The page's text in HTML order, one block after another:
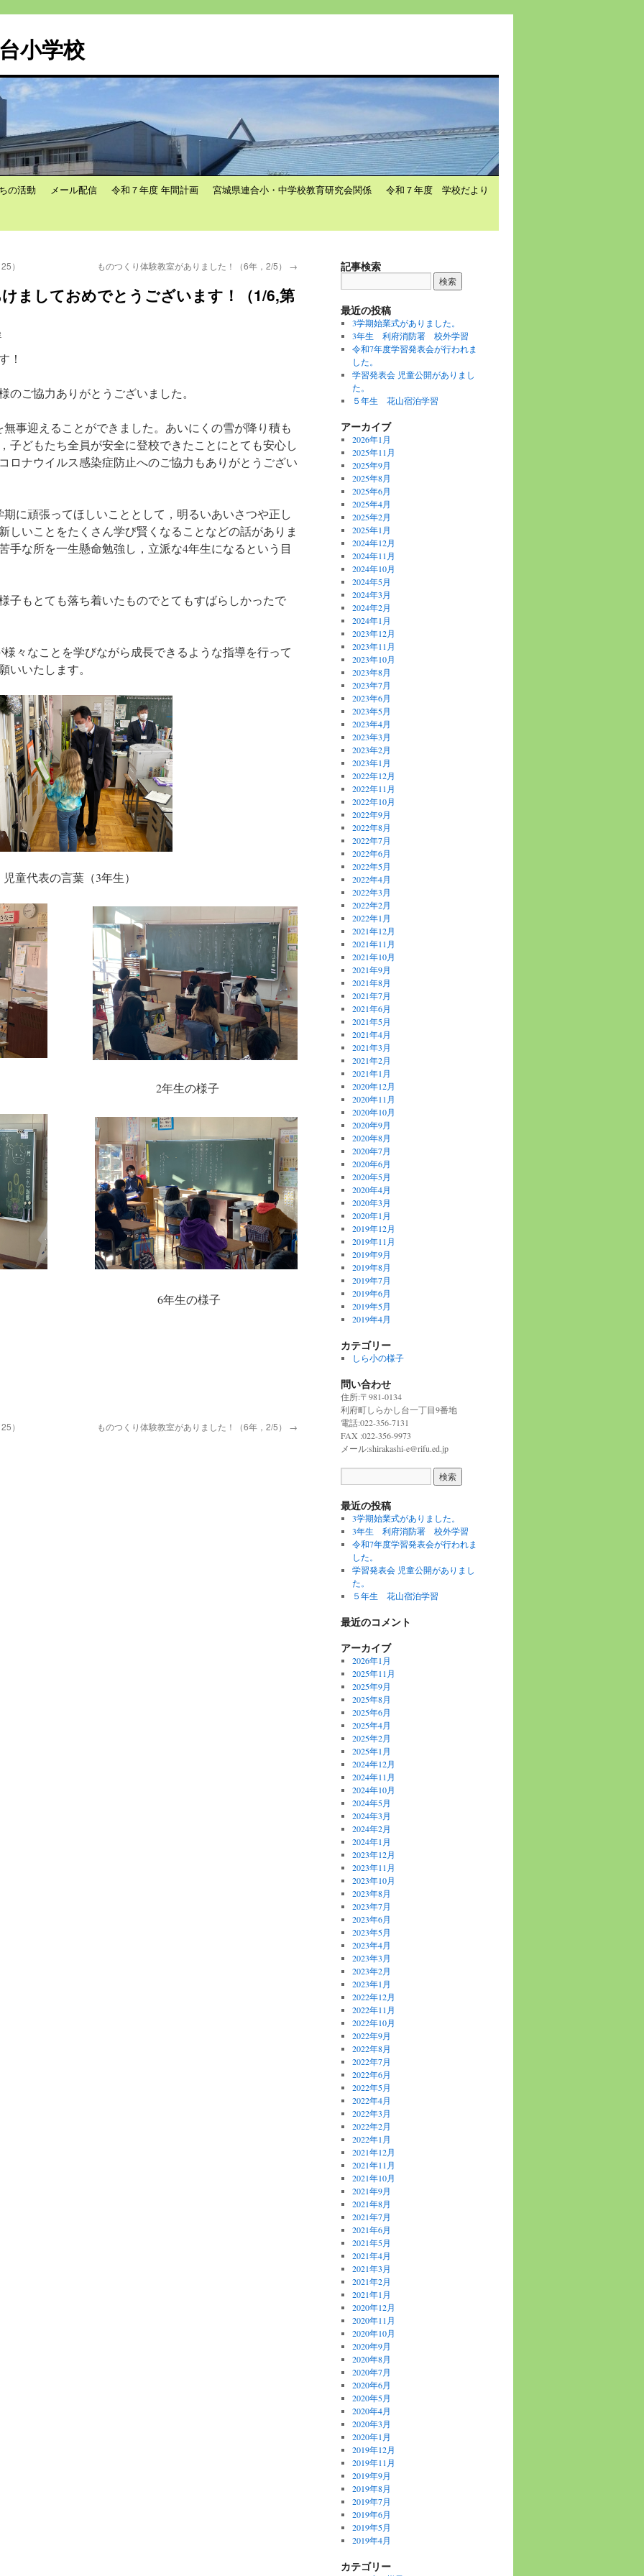
小学校
の活動 メール配信 令和７年度 年間計画 宮城県連合小・中学校教育研究会関係 令和７年度 学校だより
） ものつくり体験教室がありました！（6年，2/5） →
ましておめでとうございます！（1/6,第
！
ご協力ありがとうございました。
事迎えることができました。あいにくの雪が降り積も
子どもたち全員が安全に登校できたことにとても安心し
ロナウイルス感染症防止へのご協力もありがとうござい
に頑張ってほしいこととして，明るいあいさつや正し
しいことをたくさん学び賢くなることなどの話がありま
手な所を一生懸命勉強し，立派な4年生になるという目
子もとても落ち着いたものでとてもすばらしかったで
々なことを学びながら成長できるような指導を行って
いいたします。
児童代表の言葉（3年生）
様子 2年生の様子
様子 6年生の様子
） ものつくり体験教室がありました！（6年，2/5） →
記事検索
最近の投稿
3学期始業式がありました。
3年生 利府消防署 校外学習
令和7年度学習発表会が行われま
した。
学習発表会 児童公開がありまし
た。
５年生 花山宿泊学習
アーカイブ
2026年1月
2025年11月
2025年9月
2025年8月
2025年6月
2025年4月
2025年2月
2025年1月
2024年12月
2024年11月
2024年10月
2024年5月
2024年3月
2024年2月
2024年1月
2023年12月
2023年11月
2023年10月
2023年8月
2023年7月
2023年6月
2023年5月
2023年4月
2023年3月
2023年2月
2023年1月
2022年12月
2022年11月
2022年10月
2022年9月
2022年8月
2022年7月
2022年6月
2022年5月
2022年4月
2022年3月
2022年2月
2022年1月
2021年12月
2021年11月
2021年10月
2021年9月
2021年8月
2021年7月
2021年6月
2021年5月
2021年4月
2021年3月
2021年2月
2021年1月
2020年12月
2020年11月
2020年10月
2020年9月
2020年8月
2020年7月
2020年6月
2020年5月
2020年4月
2020年3月
2020年1月
2019年12月
2019年11月
2019年9月
2019年8月
2019年7月
2019年6月
2019年5月
2019年4月
カテゴリー
しら小の様子
問い合わせ
住所:〒981-0134
利府町しらかし台一丁目9番地
電話:022-356-7131
FAX :022-356-9973
メール:shirakashi-e@rifu.ed.jp
最近の投稿
3学期始業式がありました。
3年生 利府消防署 校外学習
令和7年度学習発表会が行われま
した。
学習発表会 児童公開がありまし
た。
５年生 花山宿泊学習
最近のコメント
アーカイブ
2026年1月
2025年11月
2025年9月
2025年8月
2025年6月
2025年4月
2025年2月
2025年1月
2024年12月
2024年11月
2024年10月
2024年5月
2024年3月
2024年2月
2024年1月
2023年12月
2023年11月
2023年10月
2023年8月
2023年7月
2023年6月
2023年5月
2023年4月
2023年3月
2023年2月
2023年1月
2022年12月
2022年11月
2022年10月
2022年9月
2022年8月
2022年7月
2022年6月
2022年5月
2022年4月
2022年3月
2022年2月
2022年1月
2021年12月
2021年11月
2021年10月
2021年9月
2021年8月
2021年7月
2021年6月
2021年5月
2021年4月
2021年3月
2021年2月
2021年1月
2020年12月
2020年11月
2020年10月
2020年9月
2020年8月
2020年7月
2020年6月
2020年5月
2020年4月
2020年3月
2020年1月
2019年12月
2019年11月
2019年9月
2019年8月
2019年7月
2019年6月
2019年5月
2019年4月
カテゴリー